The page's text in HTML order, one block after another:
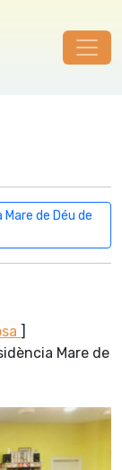
de Déu de
]
Mare de